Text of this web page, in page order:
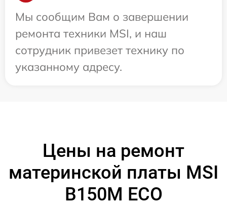
Мы сообщим Вам о завершении
ремонта техники MSI, и наш
сотрудник привезет технику по
указанному адресу.
Цены на ремонт
материнской платы MSI
B150M ECO